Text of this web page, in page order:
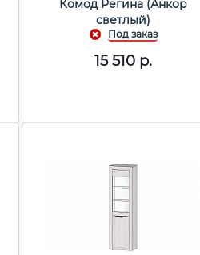
Комод Регина (Анкор
светлый)
15 510 р.